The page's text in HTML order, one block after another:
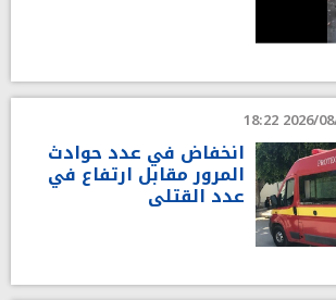
2026/08/06
انخفاض في عدد حوادث
المرور مقابل ارتفاع في
عدد القتلى